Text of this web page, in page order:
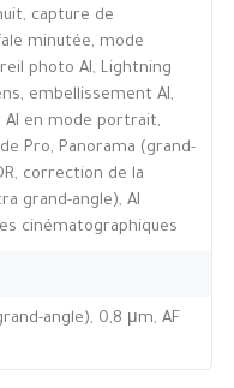
capture de
minutée, mode
photo AI, Lightning
embellissement AI,
en mode portrait,
Pro, Panorama (grand-
correction de la
grand-angle), AI
cinématographiques
angle), 0,8 μm, AF